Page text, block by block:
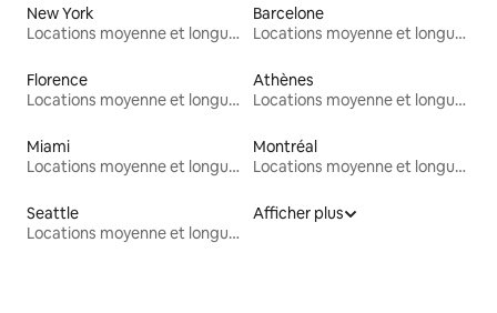
New York
Locations moyenne et longue durée
Barcelone
Locations moyenne et longue durée
Florence
Locations moyenne et longue durée
Athènes
Locations moyenne et longue durée
Miami
Locations moyenne et longue durée
Montréal
Locations moyenne et longue durée
Seattle
Locations moyenne et longue durée
Afficher plus